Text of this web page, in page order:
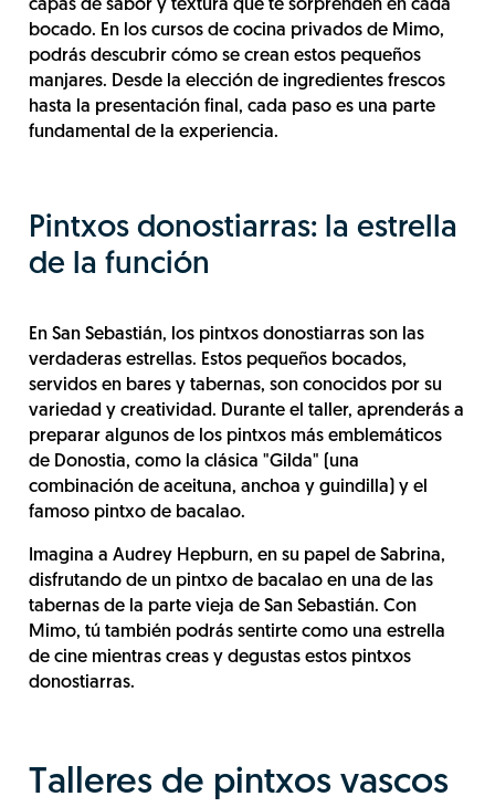
capas de sabor y textura que te sorprenden en cada
bocado. En los cursos de cocina privados de Mimo,
podrás descubrir cómo se crean estos pequeños
manjares. Desde la elección de ingredientes frescos
hasta la presentación final, cada paso es una parte
fundamental de la experiencia.
Pintxos donostiarras: la estrella
de la función
En San Sebastián, los pintxos donostiarras son las
verdaderas estrellas. Estos pequeños bocados,
servidos en bares y tabernas, son conocidos por su
variedad y creatividad. Durante el taller, aprenderás a
preparar algunos de los pintxos más emblemáticos
de Donostia, como la clásica "Gilda" (una
combinación de aceituna, anchoa y guindilla) y el
famoso pintxo de bacalao.
Imagina a Audrey Hepburn, en su papel de Sabrina,
disfrutando de un pintxo de bacalao en una de las
tabernas de la parte vieja de San Sebastián. Con
Mimo, tú también podrás sentirte como una estrella
de cine mientras creas y degustas estos pintxos
donostiarras.
Talleres de pintxos vascos